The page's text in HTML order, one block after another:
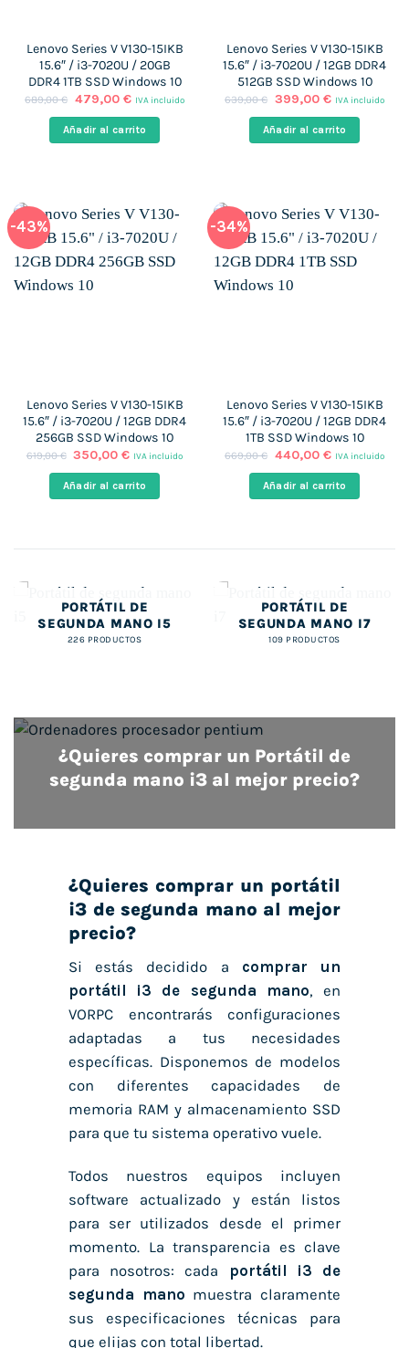
Lenovo Series V V130-15IKB
15.6″ / i3-7020U / 20GB
DDR4 1TB SSD Windows 10
689,00€ El
original
era:
479,00 €El
actual
es:
IVA incluido
Añadir al carrito
Lenovo Series V V130-15IKB
15.6″ / i3-7020U / 12GB DDR4
512GB SSD Windows 10
639,00€ El
original
era:
399,00 €El
actual
es:
IVA incluido
Añadir al carrito
-43%
Lenovo Series V V130-15IKB
15.6″ / i3-7020U / 12GB DDR4
256GB SSD Windows 10
619,00€ El
original
era:
350,00€El
actual
es:
IVA incluido
Añadir al carrito
-34%
Lenovo Series V V130-15IKB
15.6″ / i3-7020U / 12GB DDR4
1TB SSD Windows 10
669,00€ El
original
era:
440,00 €El
actual
es:
IVA incluido
Añadir al carrito
PORTÁTIL DE
SEGUNDA MANO I5
226 PRODUCTOS
PORTÁTIL DE
SEGUNDA MANO I7
109 PRODUCTOS
¿Quieres comprar un Portátil de
segunda mano i3 al mejor precio?
¿Quieres comprar un portátil
i3 de segunda mano al mejor
precio?
Si estás decidido a comprar un
portátil i3 de segunda mano, en
VORPC encontrarás configuraciones
adaptadas a tus necesidades
específicas. Disponemos de modelos
con diferentes capacidades de
memoria RAM y almacenamiento SSD
para que tu sistema operativo vuele.
Todos nuestros equipos incluyen
software actualizado y están listos
para ser utilizados desde el primer
momento. La transparencia es clave
para nosotros: cada
portátil i3 de
segunda mano muestra claramente
sus especificaciones técnicas para
que elijas con total libertad.